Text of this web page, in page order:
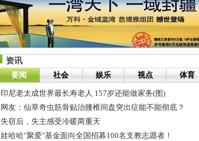
资讯
要闻
社会 娱乐 视点 体育
印尼老太成世界最长寿老人 157岁还能做家务(图)
网友：仙草奇虫筋骨贴治腰椎间盘突出症能不能彻底？
失窃后，失主感受冷暖两重天
娃哈哈"聚爱"基金面向全国招募100名支教志愿者！